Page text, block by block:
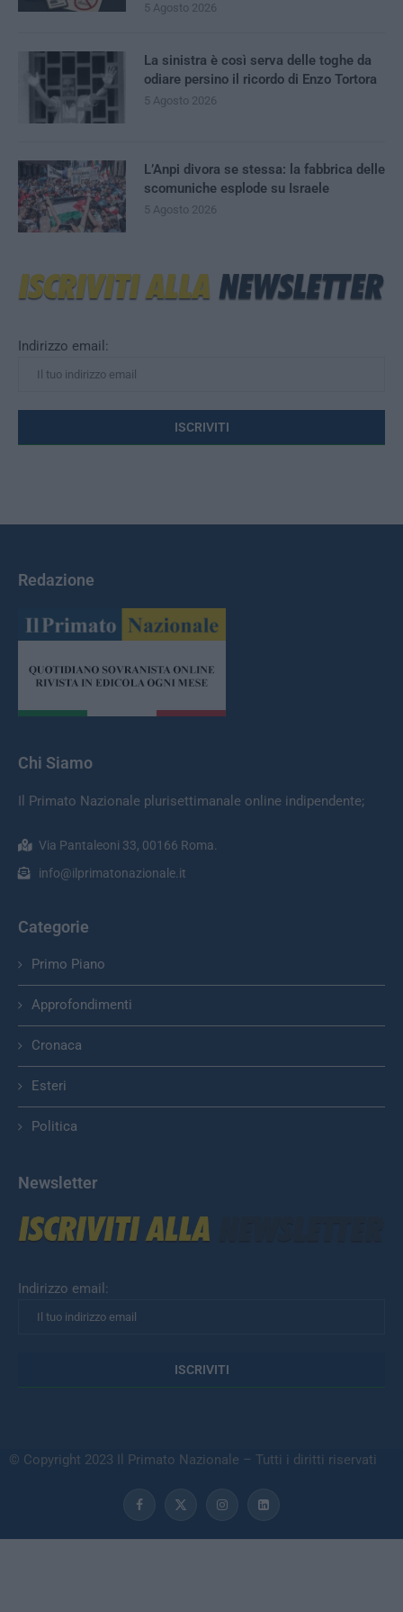
Indirizzo email:
5 Agosto 2026
La sinistra è così serva delle toghe da
odiare persino il ricordo di Enzo Tortora
5 Agosto 2026
L’Anpi divora se stessa: la fabbrica delle
scomuniche esplode su Israele
5 Agosto 2026
Redazione
Chi Siamo
Il Primato Nazionale plurisettimanale online indipendente;
Via Pantaleoni 33, 00166 Roma.
info@ilprimatonazionale.it
Categorie
Primo Piano
Approfondimenti
Cronaca
Esteri
Politica
Newsletter
Indirizzo email:
© Copyright 2023 Il Primato Nazionale – Tutti i diritti riservati